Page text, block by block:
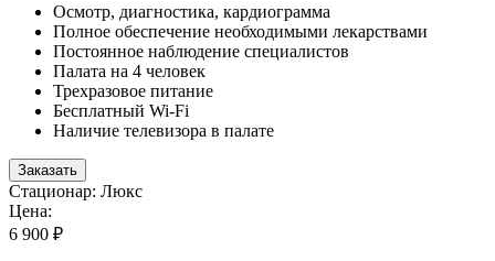
Осмотр, диагностика, кардиограмма
Полное обеспечение необходимыми лекарствами
Постоянное наблюдение специалистов
Палата на 4 человек
Трехразовое питание
Бесплатный Wi-Fi
Наличие телевизора в палате
Заказать
Стационар: Люкс
Цена:
6 900 ₽